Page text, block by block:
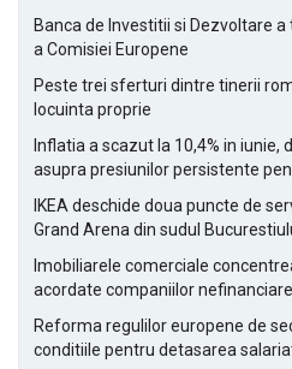
Banca de Investitii si Dezvoltare
a Comisiei Europene
Peste trei sferturi dintre tinerii
locuinta proprie
Inflatia a scazut la 10,4% in iunie,
asupra presiunilor persistente
IKEA deschide doua puncte de
Grand Arena din sudul
Imobiliarele comerciale
acordate companiilor nefinanciare
Reforma regulilor europene de
conditiile pentru detasarea